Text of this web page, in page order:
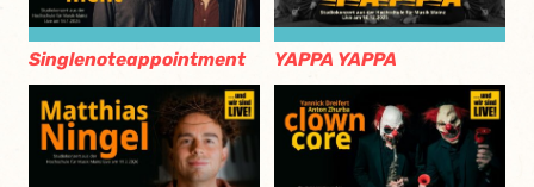
Singlenoteappointment YAPPA YAPPA